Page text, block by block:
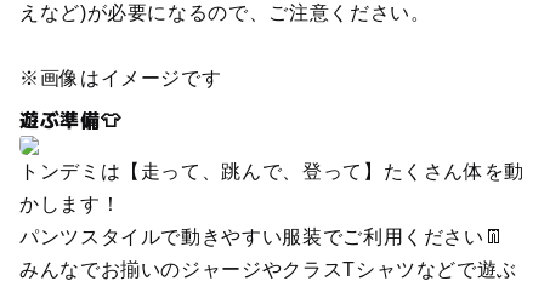
えなど)が必要になるので、ご注意ください。
※画像はイメージです
遊ぶ準備👕
トンデミは【走って、跳んで、登って】たくさん体を動
かします！
パンツスタイルで動きやすい服装でご利用ください👖
みんなでお揃いのジャージやクラスTシャツなどで遊ぶ